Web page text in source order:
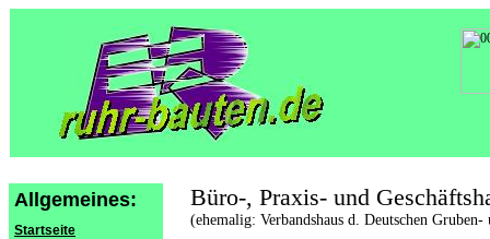
Allgemeines:
Startseite
Büro-, Praxis- und
(ehemalig: Verbandshaus d. Deutschen